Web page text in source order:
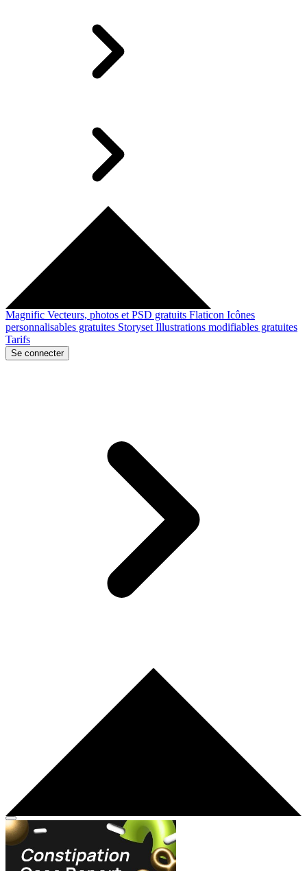
Magnific Vecteurs, photos et PSD gratuits Flaticon Icônes
personnalisables gratuites Storyset Illustrations modifiables gratuites
Tarifs
Se connecter